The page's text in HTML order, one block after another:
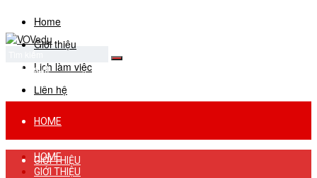
Home
Giới thiệu
Lịch làm việc
Liên hệ
No Result
View All Result
HOME
GIỚI THIỆU
HOME
GIỚI THIỆU